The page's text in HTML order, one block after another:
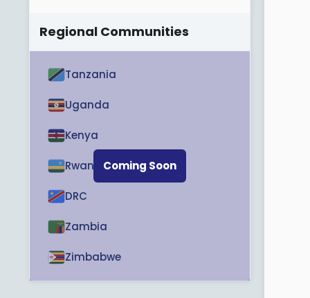
Regional Communities
Coming Soon
Tanzania
Uganda
Kenya
Rwanda
DRC
Zambia
Zimbabwe